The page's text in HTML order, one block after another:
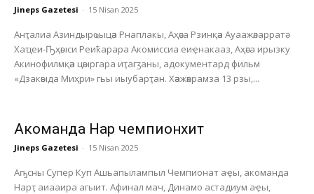
Jineps Gazetesi - 15 Nisan 2025
Анҭалиа Азиндырҩыцәа Рнаплакы, Аҳәса Рзинқәа Ауаажәларратә
Хаҵеи-Ҧҳәыси Реиҟарара Акомиссиа еиҿнакааз, Аҳәса ирызку
Акинофилмқәа цәыргара иҭагӡаны, адокументард фильм
«Дзакәыда Миҳри» гьы иыубарҭан. Хәажәкрамза 13 рзы,...
Акоманда Нарҭ чемпионхит
Jineps Gazetesi - 15 Nisan 2025
Аҧсны Супер Куп Ашьапылампыл Чемпионат аҿы, акоманда
Нарҭ аиааира агыит. Афинал мач, Динамо астадиум аҿы,